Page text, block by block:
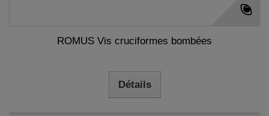
ROMUS Vis cruciformes bombées
Détails